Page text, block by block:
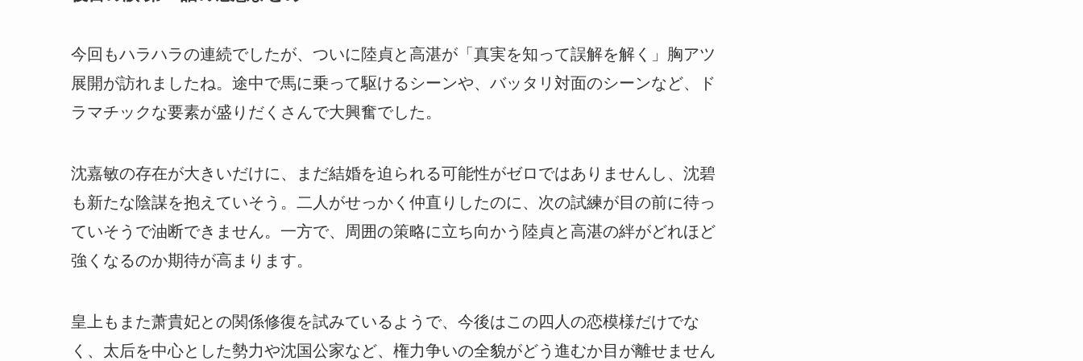
今回もハラハラの連続でしたが、ついに陸貞と高湛が「真実を知って誤解を解く」胸アツ
展開が訪れましたね。 途中で馬に乗って駆けるシーンや、バッタリ対面のシーンなど、ド
ラマチックな要素が盛りだくさんで大興奮でした。
沈嘉敏の存在が大きいだけに、まだ結婚を迫られる可能性がゼロではありませんし、沈碧
も新たな陰謀を抱えていそう。二人がせっかく仲直りしたのに、次の試練が目の前に待っ
ていそうで油断できません。一方で、周囲の策略に立ち向かう陸貞と高湛の絆がどれほど
強くなるのか期待が高まります。
皇上もまた萧貴妃との関係修復を試みているようで、今後はこの四人の恋模様だけでな
く、太后を中心とした勢力や沈国公家など、権力争いの全貌がどう進むか目が離せません